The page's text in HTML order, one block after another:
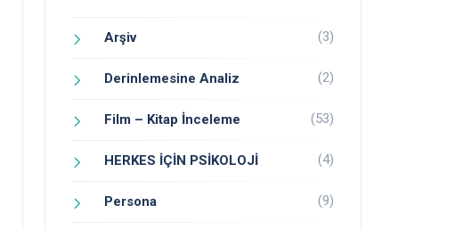
Arşiv (3)
Derinlemesine Analiz (2)
Film – Kitap İnceleme (53)
HERKES İÇİN PSİKOLOJİ (4)
Persona (9)